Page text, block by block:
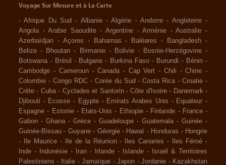
Voyage Sur Mesure et à La Carte
-Afrique Du Sud - Albanie -Algérie -Andorre - Angleterre -
Angola -Arabie Saoudite -Argentine -Arménie -Australie -
Azerbaïdjan - Açores - Bahamas - Baléares - Bangladesh -
Belize - Bhoutan - Birmanie - Bolivie - Bosnie-Herzégovine -
Botswana - Brésil - Bulgarie - Burkina Faso - Burundi - Bénin -
Cambodge - Cameroun - Canada - Cap Vert - Chili -Chine -
Colombie - Congo RDC - Corée du Sud -Costa Rica -Croatie -
Crète - Cuba - Cyclades et Santorin -Côte d'Ivoire - Danemark -
Djibouti - Ecosse - Egypte - Emirats Arabes Unis - Equateur -
Espagne - Estonie - Etats-Unis - Ethiopie - Finlande - France -
Gabon - Ghana - Grèce - Guadeloupe - Guatemala - Guinée -
Guinée-Bissau - Guyane - Géorgie - Hawaï - Honduras - Hongrie
-
Ile Maurice - Ile de la Réunion - Iles Canaries - Iles Féroé -
Inde - Indonésie - Iran - Irlande - Islande -
Israël & Territoires
Palestiniens - Italie - Jamaïque - Japon - Jordanie - Kazakhstan